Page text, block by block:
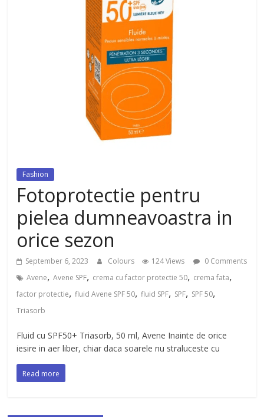
dezvoltat, cu Flexor Fitness-
dispozitiv pentru tonifiere muschi
Fashion
Fotoprotectie pentru
pielea dumneavoastra in
orice sezon
September 6, 2023 Colours 124 Views
0 Comments
Avene,Avene SPF, crema cu factor protectie 50, crema fata,
factor protectie,fluid Avene SPF 50,fluid SPF, SPF, SPF 50,
Triasorb
Fluid cu SPF50+ Triasorb, 50 ml, Avene Inainte de orice
iesire in aer liber, chiar daca soarele nu straluceste cu
Read more